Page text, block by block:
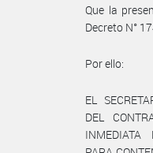
Que la
Decreto N°
Por ello:
EL
DEL